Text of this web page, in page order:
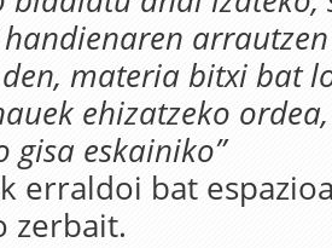
materia bitxi bat
ehizatzeko
eskainiko”
erraldoi bat
zerbait.